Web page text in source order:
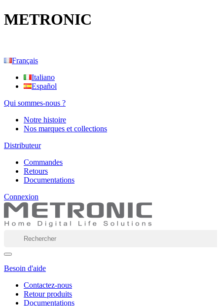
METRONIC
Français
Italiano
Español
Qui sommes-nous ?
Notre histoire
Nos marques et collections
Distributeur
Commandes
Retours
Documentations
Connexion
Besoin d'aide
Contactez-nous
Retour produits
Documentations